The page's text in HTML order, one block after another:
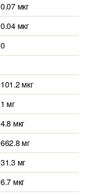
0.07 мкг
0.04 мкг
0
101.2 мкг
1 мг
4.8 мкг
662.8 мг
31.3 мг
6.7 мкг